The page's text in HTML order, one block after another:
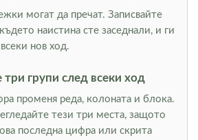
могат да пречат. Записвайте
наистина сте заседнали, и ги
нов ход.
три групи след всеки ход
променя реда, колоната и блока.
тези три места, защото
последна цифра или скрита